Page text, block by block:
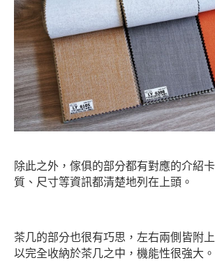
除此之外，傢俱的部分都有對應的介紹
質、尺寸等資訊都清楚地列在上頭。
茶几的部分也很有巧思，左右兩側皆附
以完全收納於茶几之中，機能性很強大。